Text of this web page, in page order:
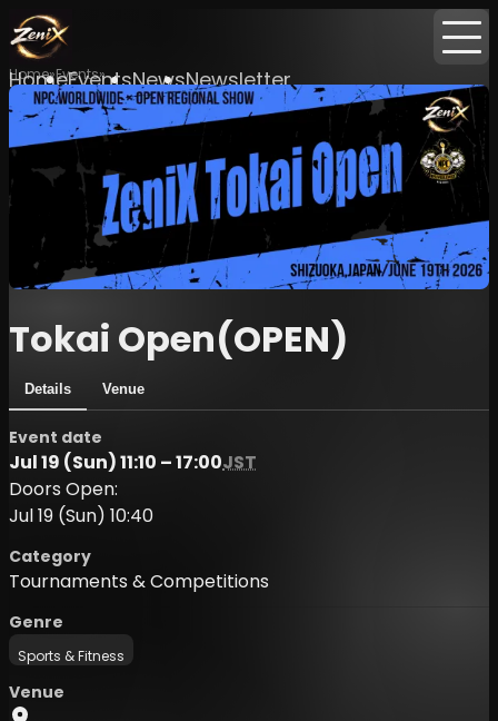
HomeEventsNewsNewsletter
Home Events
Tokai Open(OPEN)
Details Venue
Event date
Jul 19 (Sun) 11:10 – 17:00JST
Doors Open:
Jul 19 (Sun) 10:40
Category
Tournaments & Competitions
Genre
Sports & Fitness
Venue